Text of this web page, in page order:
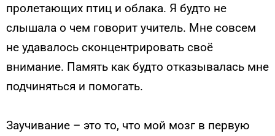
пролетающих птиц и облака. Я будто не
слышала о чем говорит учитель. Мне совсем
не удавалось сконцентрировать своё
внимание. Память как будто отказывалась мне
подчиняться и помогать.
Заучивание – это то, что мой мозг в первую